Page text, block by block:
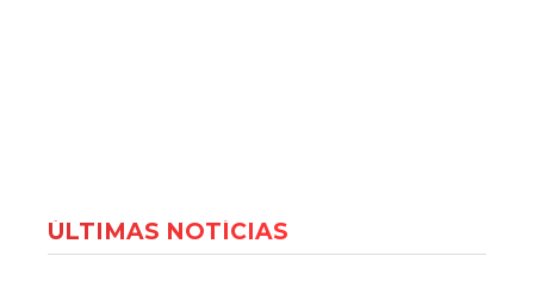
ÚLTIMAS NOTÍCIAS